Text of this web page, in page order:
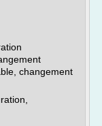
changement